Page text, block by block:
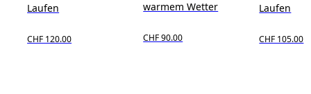
Laufen
CHF 120.00
warmem Wetter
CHF 90.00
Laufen
CHF 105.00